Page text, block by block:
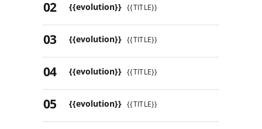
{{evolution}} {{TITLE}}
{{evolution}} {{TITLE}}
{{evolution}} {{TITLE}}
{{evolution}} {{TITLE}}